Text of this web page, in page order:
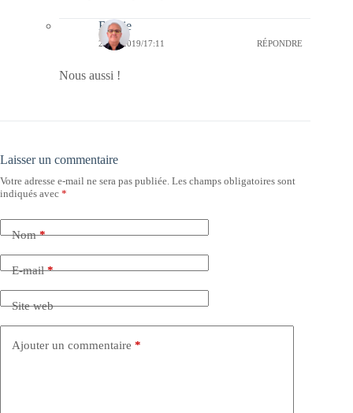
Bernie
21/09/2019/17:11 RÉPONDRE
Nous aussi !
Laisser un commentaire
Votre adresse e-mail ne sera pas publiée. Les champs obligatoires sont
indiqués avec *
Nom*
E-mail*
Site web
Ajouter un commentaire *